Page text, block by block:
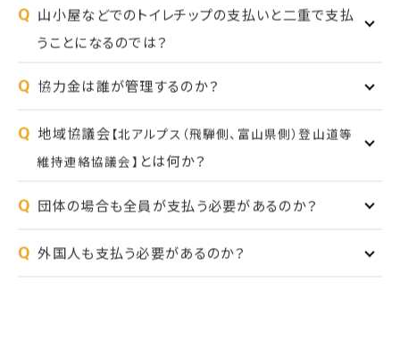
Q 山小屋などでのトイレチップの支払いと二重で支払
うことになるのでは？
Q 協力金は誰が管理するのか？
Q 地域協議会 【北アルプス（飛騨側、富山県側）登山道等
維持連絡協議会】 とは何か？
Q 団体の場合も全員が支払う必要があるのか？
Q 外国人も支払う必要があるのか？